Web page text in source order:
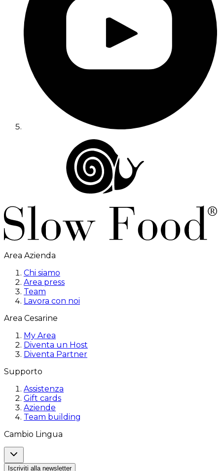
Area Azienda
Chi siamo
Area press
Team
Lavora con noi
Area Cesarine
My Area
Diventa un Host
Diventa Partner
Supporto
Assistenza
Gift cards
Aziende
Team building
Cambio Lingua
Iscriviti alla newsletter